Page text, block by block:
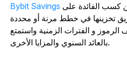
Bybit Savingsتمكن المستخدمين من كسب الفائدة على
في خطط مرنة أو محددة
و الفترات الزمنية واستمتع